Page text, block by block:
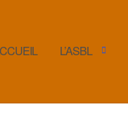
L’ASBL